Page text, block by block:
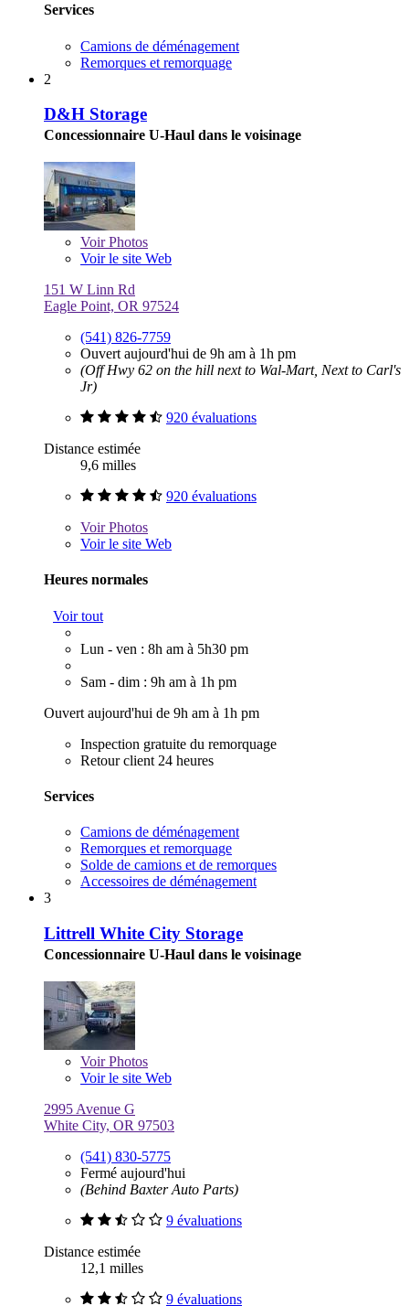
Services
Camions de déménagement
Remorques et remorquage
2
D&H Storage
Concessionnaire U-Haul dans le voisinage
VoirPhotos
Voir le site Web
151 W Linn Rd
Eagle Point, OR 97524
(541) 826-7759
Ouvert aujourd'hui de 9h am à 1h pm
(Off Hwy 62 on the hill next to Wal-Mart, Next to Carl's
Jr)
920 évaluations
Distance estimée
9,6 milles
920 évaluations
VoirPhotos
Voir le site Web
Heures normales
Voir tout
Lun - ven : 8h am à 5h30 pm
Sam - dim : 9h am à 1h pm
Ouvert aujourd'hui de 9h am à 1h pm
Inspection gratuite du remorquage
Retour client 24 heures
Services
Camions de déménagement
Remorques et remorquage
Solde de camions et de remorques
Accessoires de déménagement
3
Littrell White City Storage
Concessionnaire U-Haul dans le voisinage
VoirPhotos
Voir le site Web
2995 Avenue G
White City, OR 97503
(541) 830-5775
Fermé aujourd'hui
(Behind Baxter Auto Parts)
9 évaluations
Distance estimée
12,1 milles
9 évaluations